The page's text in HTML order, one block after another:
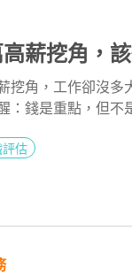
薪挖角，
挖角，工作卻沒多
：錢是重點，但不
決定「下一步」，
評估